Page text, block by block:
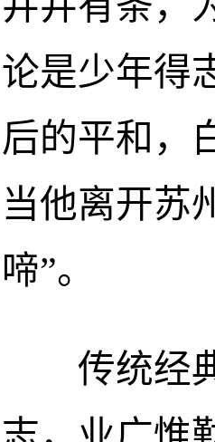
论是少年得
后的平和，
当他离开苏
啼”。
传统经典